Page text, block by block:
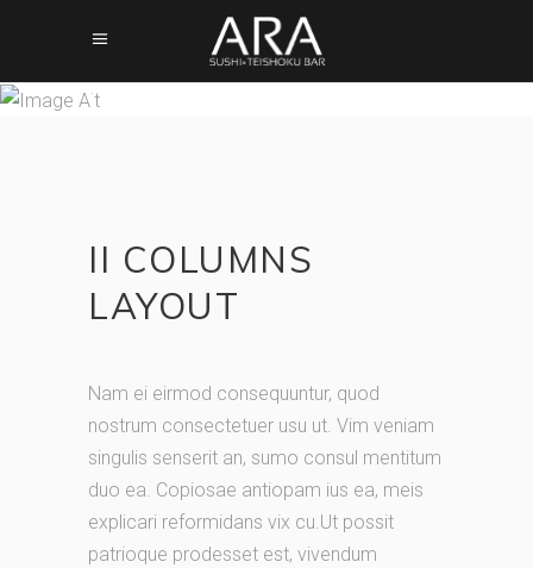
COLUMNS
II COLUMNS
LAYOUT
Nam ei eirmod consequuntur, quod
nostrum consectetuer usu ut. Vim veniam
singulis senserit an, sumo consul mentitum
duo ea. Copiosae antiopam ius ea, meis
explicari reformidans vix cu.Ut possit
patrioque prodesset est, vivendum